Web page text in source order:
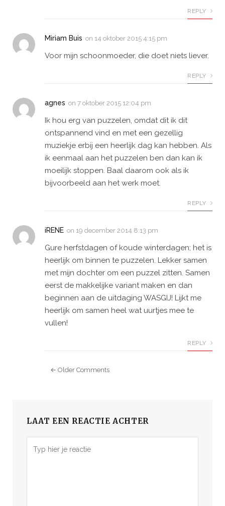
REPLY
Miriam Buis on 14 oktober 2015 4:15 pm
Voor mijn schoonmoeder, die doet niets liever.
REPLY
agnes on 7 oktober 2015 12:04 pm
Ik hou erg van puzzelen, omdat dit ik dit
ontspannend vind en met een gezellig
muziekje erbij een heerlijk dag kan hebben. Als
ik eenmaal aan het puzzelen ben dan kan ik
moeilijk stoppen. Baal daarom ook als ik
bijvoorbeeld aan het werk moet.
REPLY
iRENE on 19 december 2014 8:13 pm
Gure herfstdagen of koude winterdagen; het is
heerlijk om binnen te puzzelen. Lekker samen
met mijn dochter om een puzzel zitten. Samen
eerst de makkelijke variant maken en dan
beginnen aan de uitdaging WASGIJ! Lijkt me
heerlijk om samen heel wat uurtjes mee te
vullen!
REPLY
← Older Comments
LAAT EEN REACTIE ACHTER